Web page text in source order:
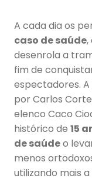
A cada dia os
caso de saúde,
desenrola a
fim de
espectadores.
por Carlos
elenco Caco
histórico de 15
de saúdeo
menos
utilizando mais